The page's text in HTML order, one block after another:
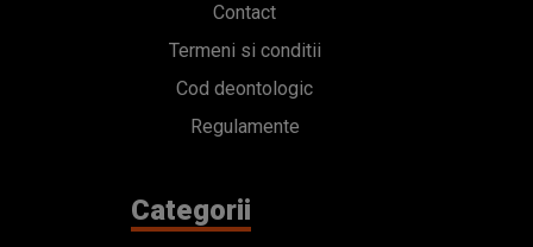
Contact
Termeni si conditii
Cod deontologic
Regulamente
Categorii